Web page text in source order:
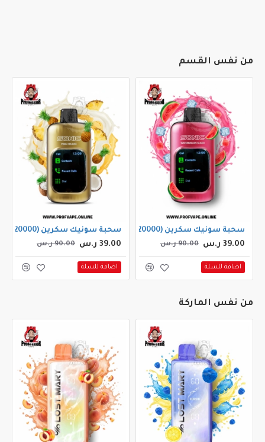
من نفس القسم
سحبة سونيك سكرين (20000 سحبة) بطيخ سلاش
39.00 ر.س 90.00 ر.س
اضافة للسلة
سحبة سونيك سكرين (20000 سحبة) بينا كولادا
39.00 ر.س 90.00 ر.س
اضافة للسلة
من نفس الماركة